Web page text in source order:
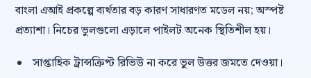
বাংলা এআই প্রকল্পে ব্যর্থতার বড় কারণ সাধারণত মডেল নয়; অস্পষ্ট
প্রত্যাশা। নিচের ভুলগুলো এড়ালে পাইলট অনেক স্থিতিশীল হয়।
সাপ্তাহিক ট্রান্সক্রিপ্ট রিভিউ না করে ভুল উত্তর জমতে দেওয়া।